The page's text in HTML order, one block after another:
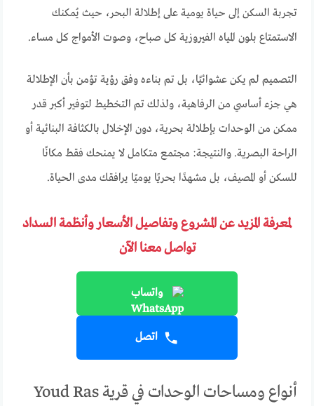
تجربة السكن إلى حياة يومية على إطلالة البحر، حيث يُمكنك
الاستمتاع بلون المياه الفيروزية كل صباح، وصوت الأمواج كل مساء.
التصميم لم يكن عشوائيًا، بل تم بناءه وفق رؤية تؤمن بأن الإطلالة
هي جزء أساسي من الرفاهية، ولذلك تم التخطيط لتوفير أكبر قدر
ممكن من الوحدات بإطلالة بحرية، دون الإخلال بالكثافة البنائية أو
الراحة البصرية. والنتيجة: مجتمع متكامل لا يمنحك فقط مكانًا
للسكن أو المصيف، بل مشهدًا بحريًا يوميًا يرافقك مدى الحياة.
لمعرفة المزيد عن المشروع وتفاصيل الأسعار وأنظمة السداد
تواصل معنا الآن
واتساب
اتصل
أنواع ومساحات الوحدات في قرية Youd Ras